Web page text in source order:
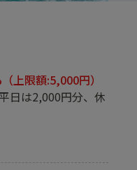
上限額:5,000円）
日は2,000円分、休